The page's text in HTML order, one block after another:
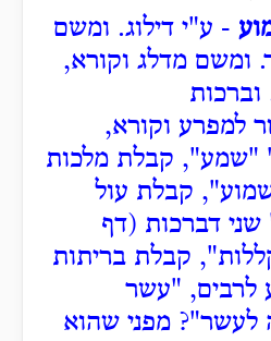
- ע"י דילוג. ומשם
ומשם מדלג וקורא,
וברכות
למפרע וקורא,
"שמע", קבלת מלכות
קבלת עול
דברכות (דף
קבלת בריתות
לרבים, "עשר
לעשר"? מפני שהוא